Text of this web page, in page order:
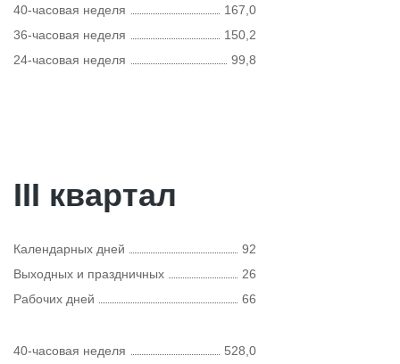
40-часовая неделя
167,0
36-часовая неделя
150,2
24-часовая неделя
99,8
III квартал
Календарных дней
92
Выходных и праздничных
26
Рабочих дней
66
40-часовая неделя 528,0